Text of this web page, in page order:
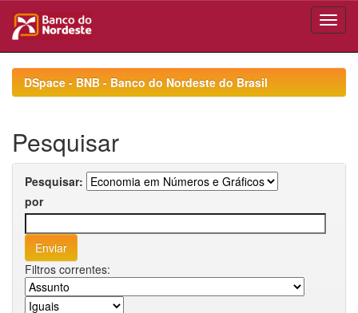
navigationDSpace - BNB - Banco do Nordeste do Brasil
Pesquisar
Pesquisar:
por
Filtros correntes: